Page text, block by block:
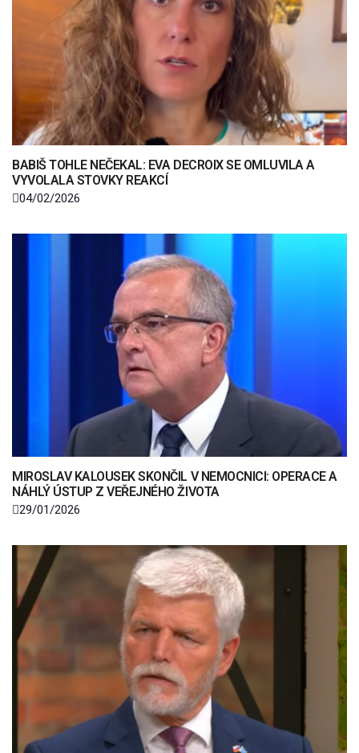
BABIŠ TOHLE NEČEKAL: EVA DECROIX SE OMLUVILA A
VYVOLALA STOVKY REAKCÍ
04/02/2026
MIROSLAV KALOUSEK SKONČIL V NEMOCNICI: OPERACE A
NÁHLÝ ÚSTUP Z VEŘEJNÉHO ŽIVOTA
29/01/2026